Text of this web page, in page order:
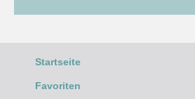
Startseite
Favoriten